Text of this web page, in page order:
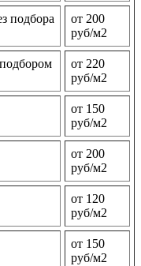
подбора
от 200
руб/м2
от 220
руб/м2
от 150
руб/м2
от 200
руб/м2
от 120
руб/м2
от 150
руб/м2